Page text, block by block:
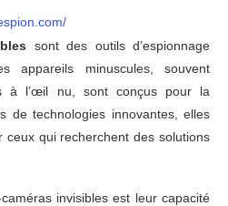
sont des outils d’espionnage
appareils minuscules, souvent
à l’œil nu, sont conçus pour la
de technologies innovantes, elles
ceux qui recherchent des solutions
invisibles est leur capacité